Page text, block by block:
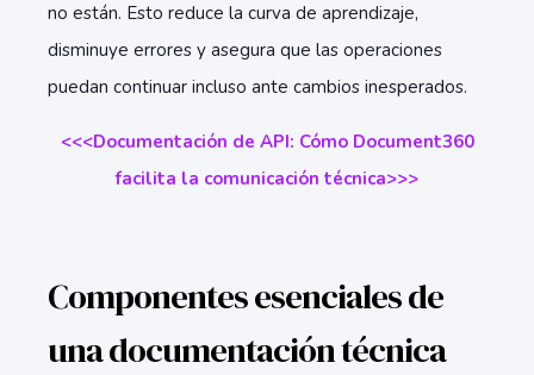
no están. Esto reduce la curva de aprendizaje,
disminuye errores y asegura que las operaciones
puedan continuar incluso ante cambios inesperados.
<<<Documentación de API: Cómo Document360
facilita la comunicación técnica>>>
Componentes esenciales de
una documentación técnica